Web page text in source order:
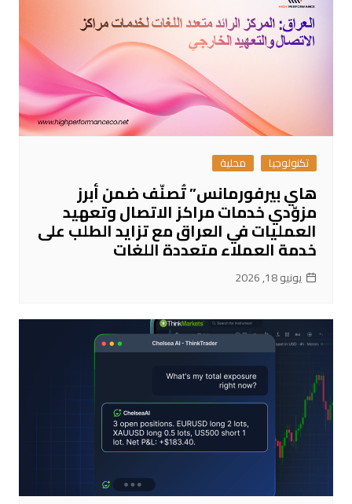
تكنولوجيا محلية
هاي بيرفورمانس” تُصنّف ضمن أبرز
مزوّدي خدمات مراكز الاتصال وتعهيد
العمليات في العراق مع تزايد الطلب على
خدمة العملاء متعددة اللغات
يونيو 18, 2026